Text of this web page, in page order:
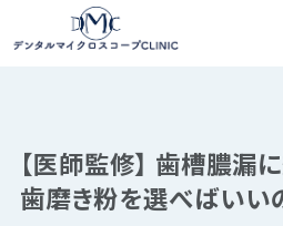
【医師監修】 歯槽膿漏
歯磨き粉を選べばいい